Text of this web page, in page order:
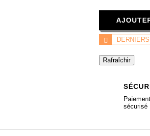
Paiement
sécurisé